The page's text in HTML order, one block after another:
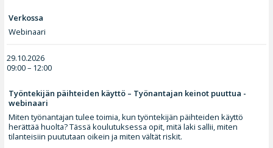
Verkossa
Webinaari
29.10.2026
09:00 – 12:00
Työntekijän päihteiden käyttö – Työnantajan keinot puuttua -
webinaari
Miten työnantajan tulee toimia, kun työntekijän päihteiden käyttö
herättää huolta? Tässä koulutuksessa opit, mitä laki sallii, miten
tilanteisiin puututaan oikein ja miten vältät riskit.